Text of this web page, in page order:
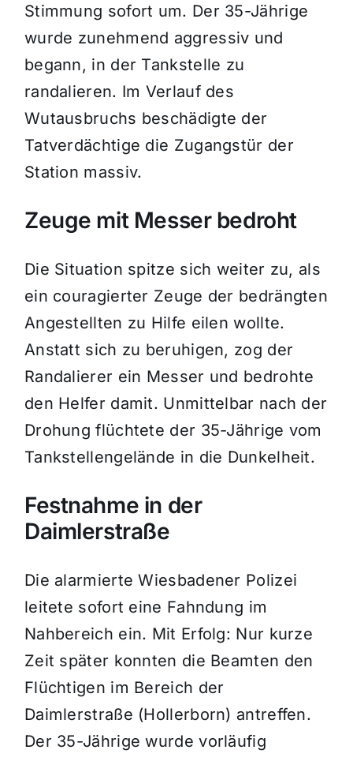
Stimmung sofort um. Der 35-Jährige
wurde zunehmend aggressiv und
begann, in der Tankstelle zu
randalieren. Im Verlauf des
Wutausbruchs beschädigte der
Tatverdächtige die Zugangstür der
Station massiv.
Zeuge mit Messer bedroht
Die Situation spitze sich weiter zu, als
ein couragierter Zeuge der bedrängten
Angestellten zu Hilfe eilen wollte.
Anstatt sich zu beruhigen, zog der
Randalierer ein Messer und bedrohte
den Helfer damit. Unmittelbar nach der
Drohung flüchtete der 35-Jährige vom
Tankstellengelände in die Dunkelheit.
Festnahme in der
Daimlerstraße
Die alarmierte Wiesbadener Polizei
leitete sofort eine Fahndung im
Nahbereich ein. Mit Erfolg: Nur kurze
Zeit später konnten die Beamten den
Flüchtigen im Bereich der
Daimlerstraße (Hollerborn) antreffen.
Der 35-Jährige wurde vorläufig